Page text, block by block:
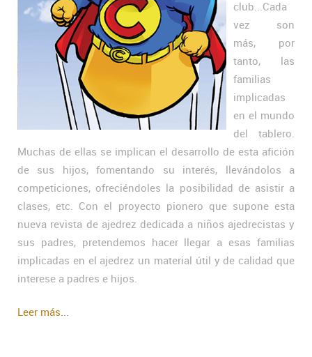
club...Cada
vez son
más, por
tanto, las
familias
implicadas
en el mundo
del tablero.
Muchas de ellas se implican el desarrollo de esta afición
de sus hijos, fomentando su interés, llevándolos a
competiciones, ofreciéndoles la posibilidad de asistir a
clases, etc. Con el proyecto pionero que supone esta
nueva revista de ajedrez dedicada a niños ajedrecistas y
sus padres, pretendemos hacer llegar a esas familias
implicadas en el ajedrez un material útil y de calidad que
interese a padres e hijos.
Leer más...